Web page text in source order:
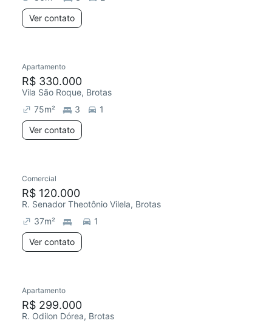
Ver contato
Apartamento
R$ 330.000
Vila São Roque, Brotas
75m² 3
1
Ver contato
Comercial
R$ 120.000
R. Senador Theotônio Vilela, Brotas
37m²
1
Ver contato
Apartamento
R$ 299.000
R. Odilon Dórea, Brotas